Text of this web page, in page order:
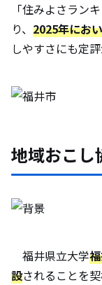
「住みよさラン
り、 2025年にお
しやすさにも定評
地域おこし
福井県立大学
設されることを